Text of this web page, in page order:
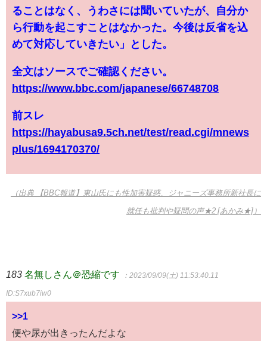
ることはなく、うわさには聞いていたが、自分か
ら行動を起こすことはなかった。今後は反省を込
めて対応していきたい」とした。
全文はソースでご確認ください。
https://www.bbc.com/japanese/66748708
前スレ
https://hayabusa9.5ch.net/test/read.cgi/mnews
plus/1694170370/
（出典 【BBC報道】東山氏にも性加害疑惑、ジャニーズ事務所新社長に
就任も批判や疑問の声★2 [あかみ★]）
183 名無しさん＠恐縮です ：2023/09/09(土) 11:53:40.11
ID:S7xub7iw0
>>1
便や尿が出きったんだよな